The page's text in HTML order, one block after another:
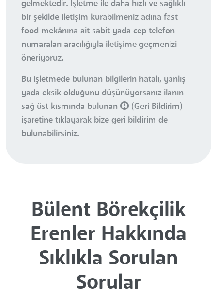
gelmektedir. İşletme ile daha hızlı ve sağlıklı
bir şekilde iletişim kurabilmeniz adına fast
food mekânına ait sabit yada cep telefon
numaraları aracılığıyla iletişime geçmenizi
öneriyoruz.
Bu işletmede bulunan bilgilerin hatalı, yanlış
yada eksik olduğunu düşünüyorsanız ilanın
sağ üst kısmında bulunan
(Geri Bildirim)
işaretine tıklayarak bize geri bildirim de
bulunabilirsiniz.
Bülent Börekçilik
Erenler Hakkında
Sıklıkla Sorulan
Sorular